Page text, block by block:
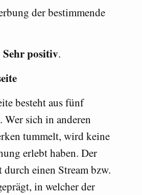
der bestimmende
Sehr positiv.
besteht aus fünf
Wer sich in anderen
tummelt, wird keine
erlebt haben. Der
einen Stream bzw.
in welcher der